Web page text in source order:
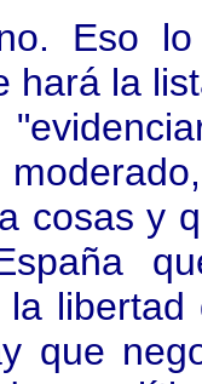
Eso lo
hará la
cosas y
la
que